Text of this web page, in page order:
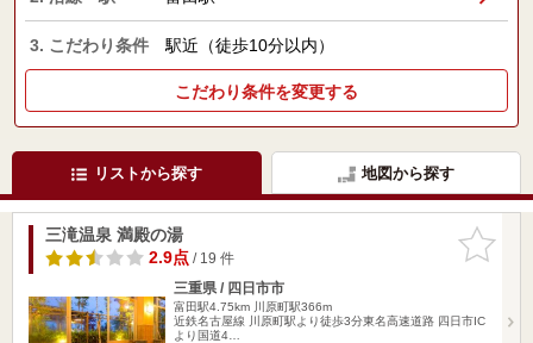
3. こだわり条件 駅近（徒歩10分以内）
こだわり条件を変更する
リストから探す 地図から探す
お気に入
りに追加
三滝温泉 満殿の湯
2.9点/ 19 件
三重県 / 四日市市
富田駅4.75km
川原町駅366m
近鉄名古屋線 川原町駅より徒歩3分東名高速道路 四日市IC
より国道4…